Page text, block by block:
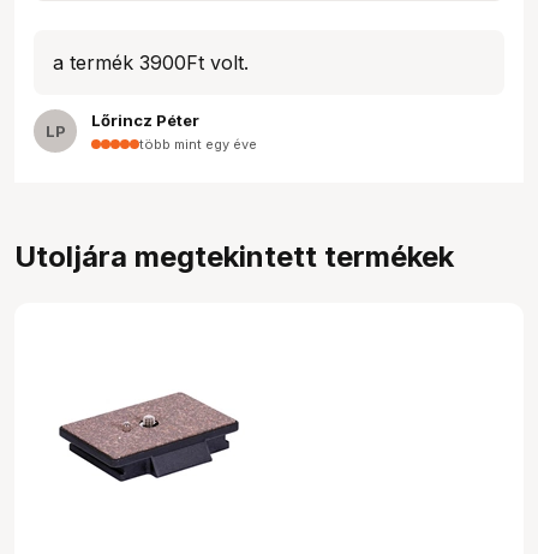
a termék 3900Ft volt.
LP
Lőrincz Péter
több mint egy éve
Utoljára megtekintett termékek